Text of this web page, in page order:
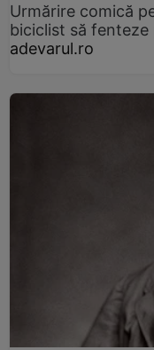
Urmărire comică
biciclist să fenteze
adevarul.ro